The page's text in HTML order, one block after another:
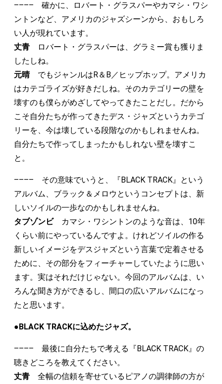
–––– 確かに、ロバート・グラスパーやカマシ・ワシ
ントンなど、アメリカのジャズシーンから、おもしろ
い人が現れています。
丈青 ロバート・グラスパーは、グラミー賞も獲りま
したしね。
元晴でもジャンルはR＆B／ヒップホップ。アメリカ
はカテゴライズが好きだしね。そのカテゴリーの壁を
壊すのも僕らがめざしてやってきたことだし。だから
こそ自分たちが作ってきたデス・ジャズというカテゴ
リーを、今は壊している段階なのかもしれませんね。
自分たちで作ってしまったかもしれない壁を壊すこ
と。
–––– その意味でいうと、『BLACK TRACK』という
アルバム、ブラック＆メロウというコンセプトは、新
しいソイルの一歩なのかもしれませんね。
タブゾンビカマシ・ワシントンのような音は、10年
くらい前にやっているんですよ。けれどソイルの作る
新しいイメージをデスジャズという言葉で定着させる
ために、その部分をフィーチャーしていたように思い
ます。実はそれだけじゃない。今回のアルバムは、い
ろんな聞き方ができるし、間口の広いアルバムになっ
たと思います。
●BLACK TRACKに込めたジャズ。
–––– 最後に自分たちで考える『BLACK TRACK』の
聴きどころを教えてください。
丈青 全幅の信頼を寄せているピアノの調律師の方が